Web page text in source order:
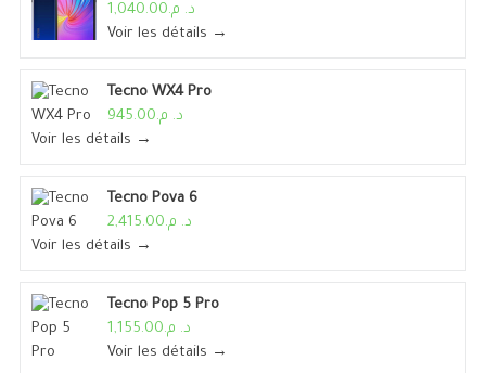
د. م.1,040.00
Voir les détails →
Tecno WX4 Pro
د. م.945.00
Voir les détails →
Tecno Pova 6
د. م.2,415.00
Voir les détails →
Tecno Pop 5 Pro
د. م.1,155.00
Voir les détails →